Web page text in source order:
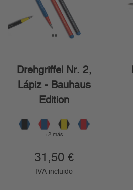
1
2
Drehgriffel Nr. 2,
Lápiz - Bauhaus
Edition
+2 más
31,50€
IVA incluido